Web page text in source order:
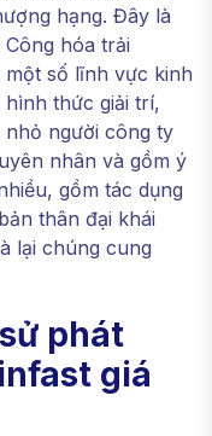
hạng. Đây là
hóa trải
một số lĩnh vực kinh
thức giải trí,
nhỏ người công ty
nhân và gồm ý
gồm tác dụng
thân đại khái
lại chúng cung
phát
giá